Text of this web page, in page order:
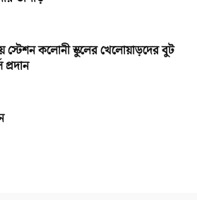
স্টেশন কলোনী স্কুলের খেলোয়াড়দের বুট
প্রদান